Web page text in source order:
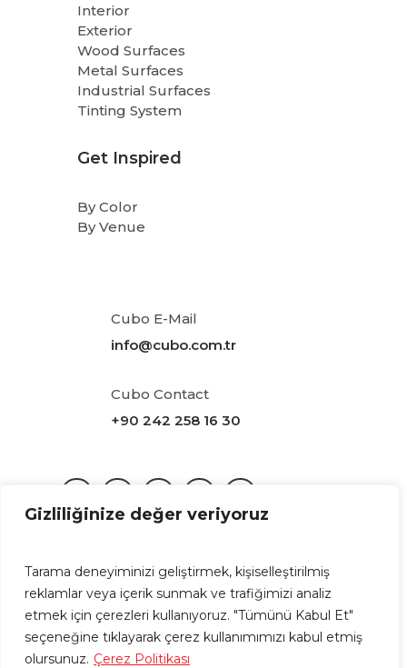
Gizliliğinize değer veriyoruz
Tarama deneyiminizi geliştirmek, kişiselleştirilmiş
reklamlar veya içerik sunmak ve trafiğimizi analiz
etmek için çerezleri kullanıyoruz. "Tümünü Kabul Et"
seçeneğine tıklayarak çerez kullanımımızı kabul etmiş
olursunuz. Çerez Politikası
Interior
Exterior
Wood Surfaces
Metal Surfaces
Industrial Surfaces
Tinting System
Get Inspired
By Color
By Venue
Cubo E-Mail
info@cubo.com.tr
Cubo Contact
+90 242 258 16 30
KVKK|Privacy Policy
CUBO is a subsidiary of Basergün A.S. © 2024.
Driven bygurukafa.net